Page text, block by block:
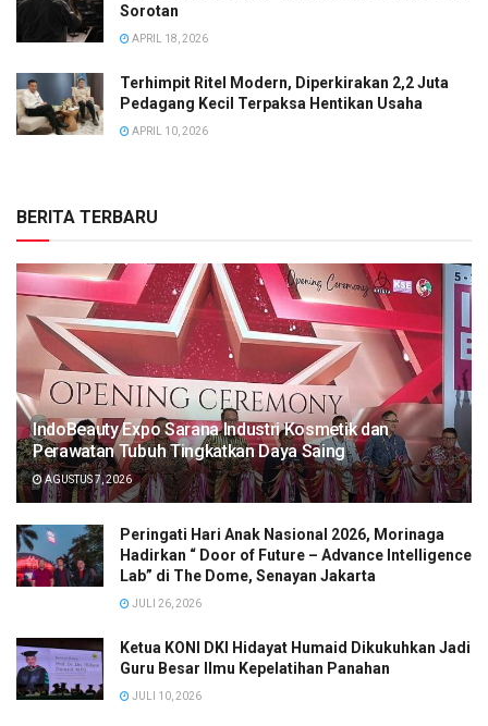
Sorotan
APRIL 18, 2026
Terhimpit Ritel Modern, Diperkirakan 2,2 Juta
Pedagang Kecil Terpaksa Hentikan Usaha
APRIL 10, 2026
BERITA TERBARU
IndoBeauty Expo Sarana Industri Kosmetik dan
Perawatan Tubuh Tingkatkan Daya Saing
AGUSTUS 7, 2026
Peringati Hari Anak Nasional 2026, Morinaga
Hadirkan “ Door of Future – Advance Intelligence
Lab” di The Dome, Senayan Jakarta
JULI 26, 2026
Ketua KONI DKI Hidayat Humaid Dikukuhkan Jadi
Guru Besar Ilmu Kepelatihan Panahan
JULI 10, 2026